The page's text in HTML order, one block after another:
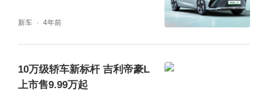
新车 4年前
10万级轿车新标杆 吉利帝豪L
上市售9.99万起